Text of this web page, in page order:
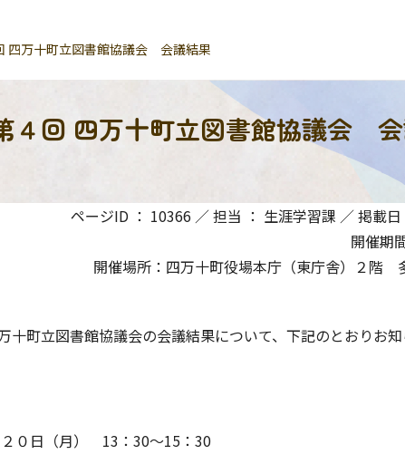
四万十町立図書館協議会 会議結果
４回 四万十町立図書館協議会
ページID ： 10366 ／ 担当 ： 生涯学習課 ／ 掲載
開催期
開催場所：四万十町役場本庁（東庁舎）２階
立図書館協議会の会議結果について、下記のとおりお知
０日（月） 13：30～15：30